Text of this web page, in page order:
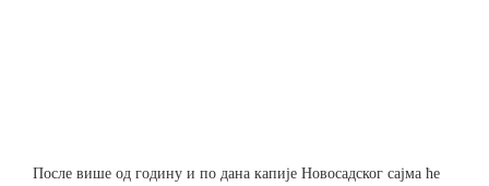
После више од годину и по дана капије Новосадског сајма ће